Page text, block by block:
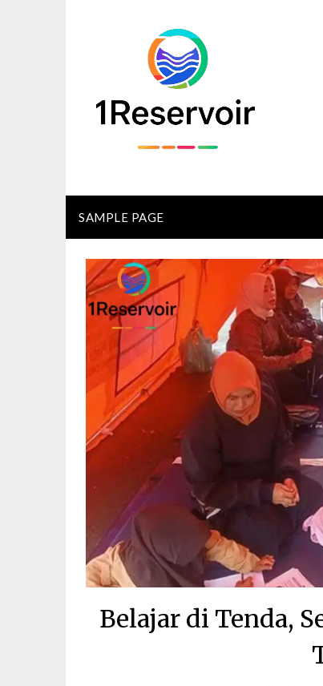
SAMPLE PAGE
Belajar di Tenda,